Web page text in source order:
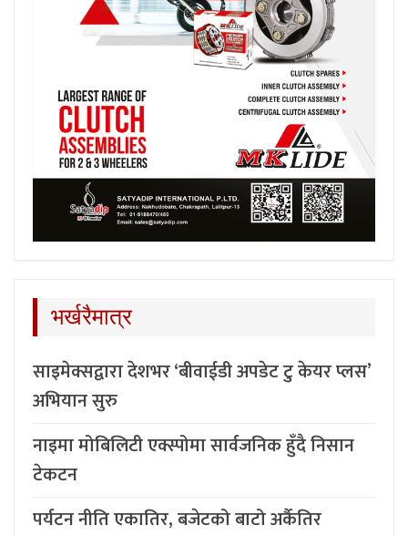
भर्खरैमात्र
साइमेक्सद्वारा देशभर ‘बीवाईडी अपडेट टु केयर प्लस’
अभियान सुरु
नाइमा मोबिलिटी एक्स्पोमा सार्वजनिक हुँदै निसान
टेकटन
पर्यटन नीति एकातिर, बजेटको बाटो अर्कैतिर